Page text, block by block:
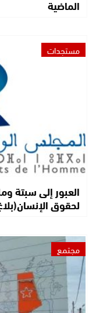
الماضية
مستجدات
العبور إلى سبتة
لحقوق
مجتمع